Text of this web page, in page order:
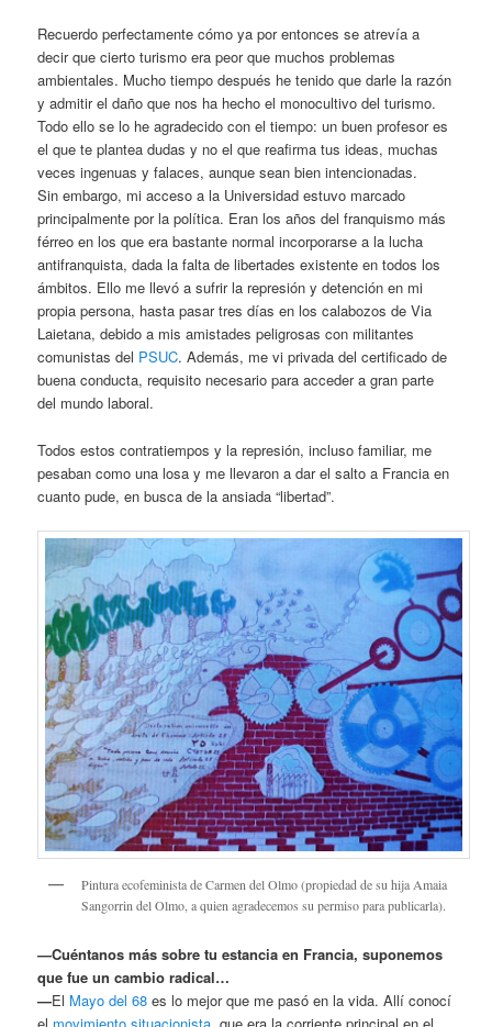
Recuerdo perfectamente cómo ya por entonces se atrevía a
decir que cierto turismo era peor que muchos problemas
ambientales. Mucho tiempo después he tenido que darle la razón
y admitir el daño que nos ha hecho el monocultivo del turismo.
Todo ello se lo he agradecido con el tiempo: un buen profesor es
el que te plantea dudas y no el que reafirma tus ideas, muchas
veces ingenuas y falaces, aunque sean bien intencionadas.
Sin embargo, mi acceso a la Universidad estuvo marcado
principalmente por la política. Eran los años del franquismo más
férreo en los que era bastante normal incorporarse a la lucha
antifranquista, dada la falta de libertades existente en todos los
ámbitos. Ello me llevó a sufrir la represión y detención en mi
propia persona, hasta pasar tres días en los calabozos de Via
Laietana, debido a mis amistades peligrosas con militantes
comunistas del PSUC. Además, me vi privada del certificado de
buena conducta, requisito necesario para acceder a gran parte
del mundo laboral.
Todos estos contratiempos y la represión, incluso familiar, me
pesaban como una losa y me llevaron a dar el salto a Francia en
cuanto pude, en busca de la ansiada “libertad”.
Pintura ecofeminista de Carmen del Olmo (propiedad de su hija Amaia
Sangorrin del Olmo, a quien agradecemos su permiso para publicarla).
—Cuéntanos más sobre tu estancia en Francia, suponemos
que fue un cambio radical…
—El Mayo del 68 es lo mejor que me pasó en la vida. Allí conocí